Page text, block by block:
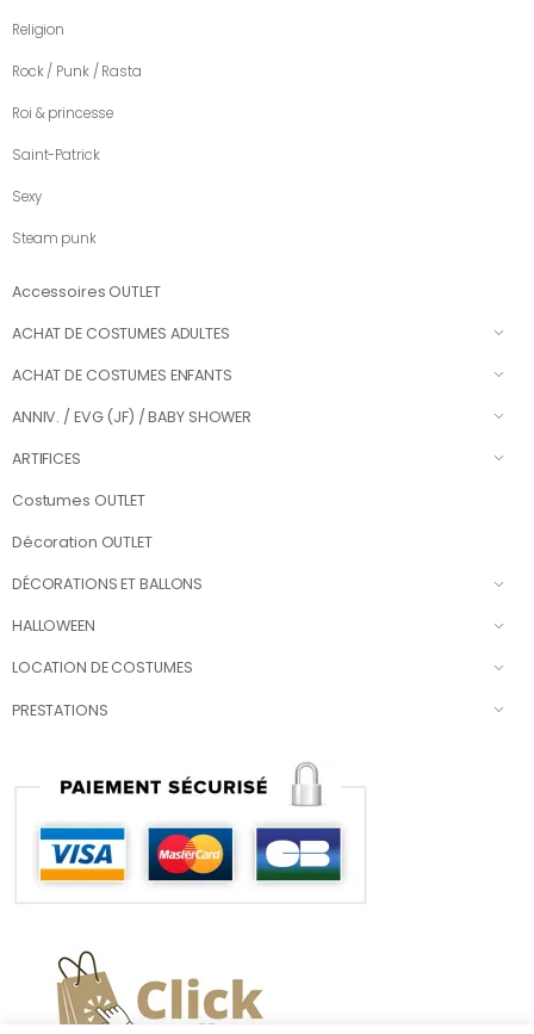
Religion
Rock / Punk / Rasta
Roi & princesse
Saint-Patrick
Sexy
Steam punk
Accessoires OUTLET
ACHAT DE COSTUMES ADULTES
ACHAT DE COSTUMES ENFANTS
ANNIV. / EVG (JF) / BABY SHOWER
ARTIFICES
Costumes OUTLET
Décoration OUTLET
DÉCORATIONS ET BALLONS
HALLOWEEN
LOCATION DE COSTUMES
PRESTATIONS